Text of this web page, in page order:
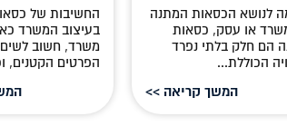
לנושא הכסאות המתנה
או עסק, כסאות
הם חלק בלתי נפרד
הכוללת...
המשך קריאה >>
החשיבות של
בעיצוב המשרד
משרד, חשוב
הפרטים הקטנים,